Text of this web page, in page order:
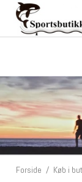
Forside / Køb i